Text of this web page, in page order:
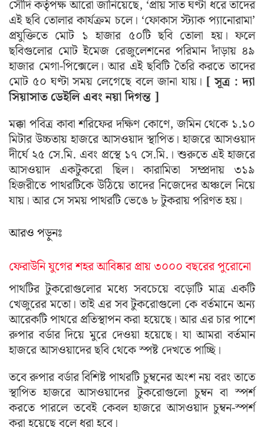
সৌদি কর্তৃপক্ষ আরো জানিয়েছে, ‘প্রায় সাত ঘণ্টা ধরে তাদের
এই ছবি তোলার কার্যক্রম চলে। ‘ফোকাস স্ট্যাক প্যানোরামা’
প্রযুক্তিতে মোট ১ হাজার ৫০টি ছবি তোলা হয়। ফলে
ছবিগুলোর মোট ইমেজ রেজুলেশনের পরিমান দাঁড়ায় ৪৯
হাজার মেগা-পিক্সেলে। আর এই ছবিটি তৈরি করতে তাদের
মোট ৫০ ঘণ্টা সময় লেগেছে বলে জানা যায়। [ সূত্র : দ্যা
সিয়াসাত ডেইলি এবং নয়া দিগন্ত ]
মক্কা পবিত্র কাবা শরিফের দক্ষিণ কোণে, জমিন থেকে ১.১০
মিটার উচ্চতায় হাজরে আসওয়াদ স্থাপিত। হাজরে আসওয়াদ
দীর্ঘে ২৫ সে.মি. এবং প্রস্থে ১৭ সে.মি.। শুরুতে এই হাজরে
আসওয়াদ একটুকরো ছিল। কারামিতা সম্প্রদায় ৩১৯
হিজরীতে পাথরটিকে উঠিয়ে তাদের নিজেদের অঞ্চলে নিয়ে
যায়। আর সে সময় পাথরটি ভেঙে ৮ টুকরায় পরিণত হয়।
আরও পড়ুনঃ
ফেরাউনি যুগের শহর আবিষ্কার প্রায় ৩০০০ বছরের পুরোনো
পাথটির টুকরোগুলোর মধ্যে সবচেয়ে বড়োটি মাত্র একটি
খেজুরের মতো। তাই এর সব টুকরোগুলো কে বর্তমানে অন্য
আরেকটি পাথরে প্রতিস্থাপন করা হয়েছে। আর এর চার পাশে
রুপার বর্ডার দিয়ে মুরে দেওয়া হয়েছে। যা আমরা বর্তমান
হাজরে আসওয়াদের ছবি থেকে স্পষ্ট দেখতে পাচ্ছি।
তবে রুপার বর্ডার বিশিষ্ট পাথরটি চুম্বনের অংশ নয় বরং তাতে
স্থাপিত হাজরে আসওয়াদের টুকরোগুলো চুম্বন বা স্পর্শ
করতে পারলে তবেই কেবল হাজরে আসওয়াদ চুম্বন-স্পর্শ